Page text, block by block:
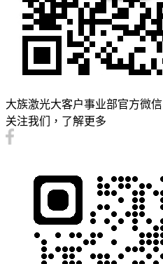
大族激光大客户事业部官方微信
关注我们，了解更多